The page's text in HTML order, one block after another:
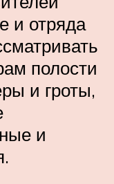
и отряда
полости
и гроты,
и